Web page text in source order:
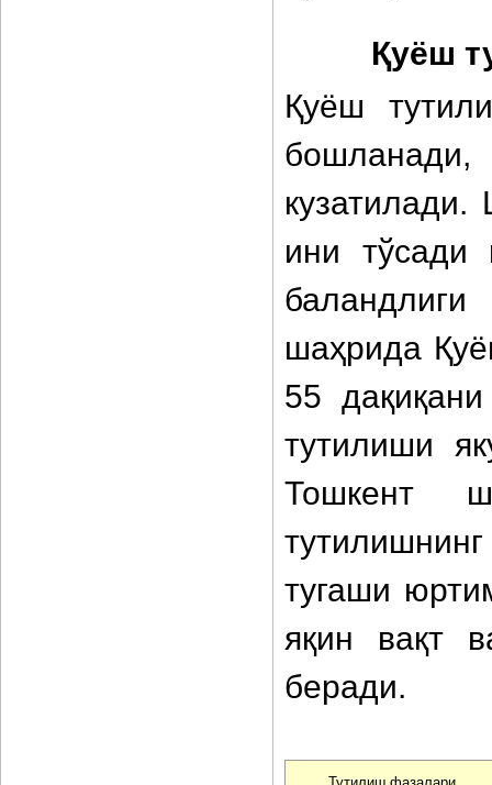
Қуёш
Қуёш
ини тўсади
шаҳрида
55
тутилиши
Тошкент
тугаши
яқин вақт
беради.